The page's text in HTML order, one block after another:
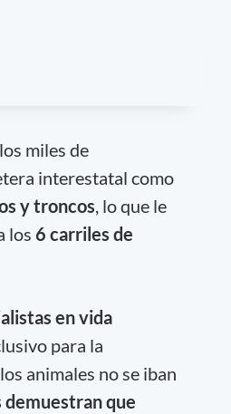
miles de
interestatal como
y troncos , lo que le
los 6 carriles de
en vida
para la
animales no se iban
que